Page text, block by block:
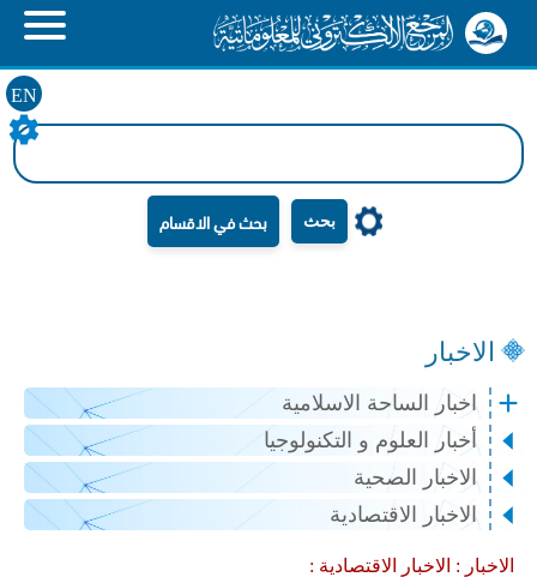
EN
بحث
الاخبار
اخبار الساحة الاسلامية
أخبار العلوم و التكنولوجيا
الاخبار الصحية
الاخبار الاقتصادية
الاخبار : الاخبار الاقتصادية :